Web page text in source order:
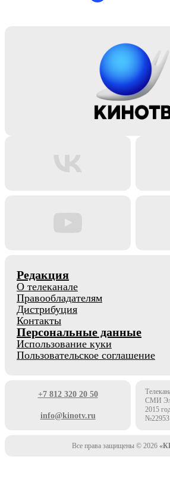
Редакция
О телеканале
Правообладателям
Дистрибуция
Контакты
Персональные данные
Использование куки
Пользовательское соглашение
+7 812 320 20 50
info@kinotv.ru
СМИ Эл
2015
№22953
Все права защищены © 2026